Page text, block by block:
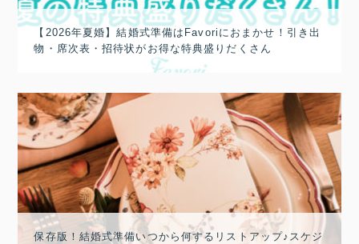
【2026年夏婚】結婚式準備はFavoriにおまかせ！引き出
物・席次表・招待状がお得な特典盛りだくさん
保存版！結婚式準備いつから何するリストアップ♪スケジ